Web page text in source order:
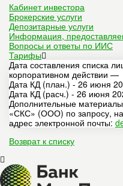
Кабинет инвестора
Брокерские услуги
Депозитарные услуги
Информация,
Вопросы и ответы по ИИС
Тарифы
Дата составления списка
корпоративном действии
Дата КД (план.) - 26 июня
Дата КД (расч.) - 26 июня
Дополнительные
«СКС» (ООО) по запросу,
адрес электронной почты:
Возврат к списку